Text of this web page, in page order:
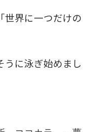
世界に一つだけの
うに泳ぎ始めまし